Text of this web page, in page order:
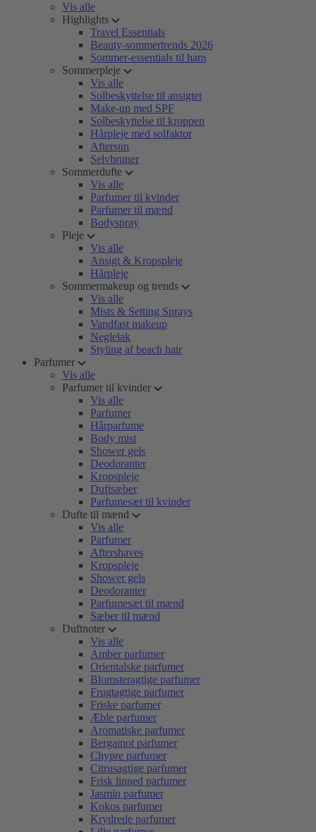
Vis alle
Highlights
Travel Essentials
Beauty-sommertrends 2026
Sommer-essentials til ham
Sommerpleje
Vis alle
Solbeskyttelse til ansigtet
Make-up med SPF
Solbeskyttelse til kroppen
Hårpleje med solfaktor
Aftersun
Selvbruner
Sommerdufte
Vis alle
Parfumer til kvinder
Parfumer til mænd
Bodyspray
Pleje
Vis alle
Ansigt & Kropspleje
Hårpleje
Sommermakeup og trends
Vis alle
Mists & Setting Sprays
Vandfast makeup
Neglelak
Styling af beach hair
Parfumer
Vis alle
Parfumer til kvinder
Vis alle
Parfumer
Hårparfume
Body mist
Shower gels
Deodoranter
Kropspleje
Duftsæber
Parfumesæt til kvinder
Dufte til mænd
Vis alle
Parfumer
Aftershaves
Kropspleje
Shower gels
Deodoranter
Parfumesæt til mænd
Sæber til mænd
Duftnoter
Vis alle
Amber parfumer
Orientalske parfumer
Blomsteragtige parfumer
Frugtagtige parfumer
Friske parfumer
Æble parfumer
Aromatiske parfumer
Bergamot parfumer
Chypre parfumer
Citrusagtige parfumer
Frisk linned parfumer
Jasmin parfumer
Kokos parfumer
Krydrede parfumer